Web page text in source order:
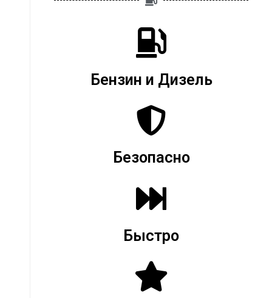
Бензин и Дизель
Безопасно
Быстро